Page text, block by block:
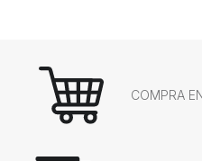
COMPRA